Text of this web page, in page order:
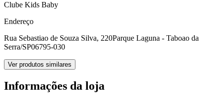
Clube Kids Baby
Endereço
Rua Sebastiao de Souza Silva, 220Parque Laguna - Taboao da
Serra/SP06795-030
Ver produtos similares
Informações da loja